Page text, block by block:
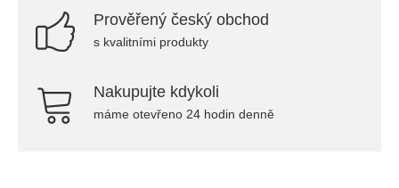
Prověřený český obchod
s kvalitními produkty
Nakupujte kdykoli
máme otevřeno 24 hodin denně